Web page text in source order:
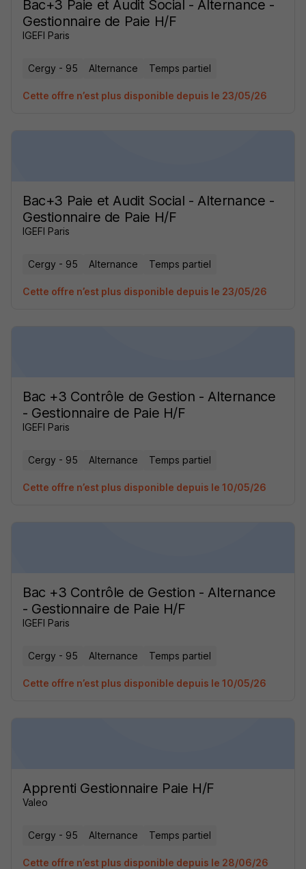
Bac+3 Paie et Audit Social - Alternance -
Gestionnaire de Paie H/F
IGEFI Paris
Cergy - 95 Alternance Temps partiel
Cette offre n’est plus disponible depuis le 23/05/26
Bac+3 Paie et Audit Social - Alternance -
Gestionnaire de Paie H/F
IGEFI Paris
Cergy - 95 Alternance Temps partiel
Cette offre n’est plus disponible depuis le 23/05/26
Bac +3 Contrôle de Gestion - Alternance
- Gestionnaire de Paie H/F
IGEFI Paris
Cergy - 95 Alternance Temps partiel
Cette offre n’est plus disponible depuis le 10/05/26
Bac +3 Contrôle de Gestion - Alternance
- Gestionnaire de Paie H/F
IGEFI Paris
Cergy - 95 Alternance Temps partiel
Cette offre n’est plus disponible depuis le 10/05/26
Apprenti Gestionnaire Paie H/F
Valeo
Cergy - 95 Alternance Temps partiel
Cette offre n’est plus disponible depuis le 28/06/26